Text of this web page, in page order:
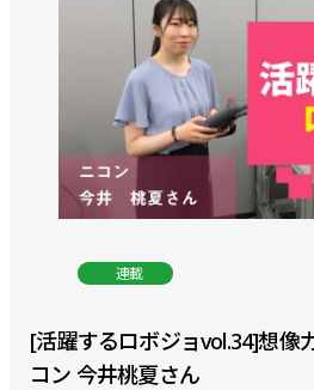
連載
[活躍するロボジョvol.34]想像
コン 今井桃夏さん